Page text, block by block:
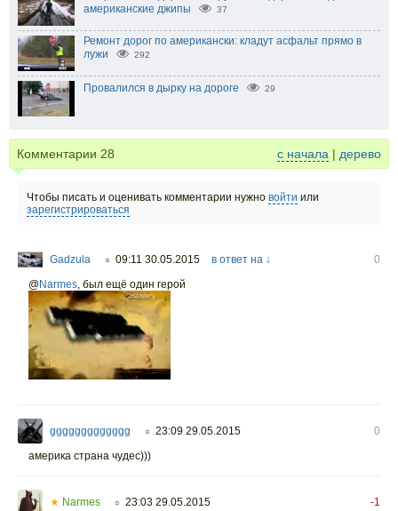
американские джипы
37
Ремонт дорог по американски: кладут асфальт прямо в
лужи
292
Провалился в дырку на дороге 29
Комментарии 28 с начала | дерево
Чтобы писать и оценивать комментарии нужно войти или
зарегистрироваться
Gadzula ○ 09:11 30.05.2015 в ответ на ↓
0
@Narmes был ещё один герой
ggggggggggggg ○ 23:09 29.05.2015
0
америка страна чудес)))
★ Narmes ○ 23:03 29.05.2015 -1